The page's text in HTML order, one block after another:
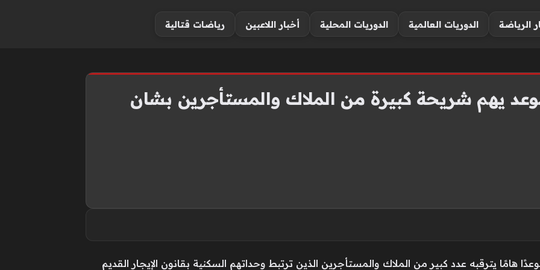
الرياضة الدوريات العالمية الدوريات المحلية أخبار اللاعبين رياضات قتالية
موعد يهم شريحة كبيرة من الملاك والمستأجرين بشان
المقبل يشكل موعدًا هامًا يترقبه عدد كبير من الملاك والمستأجرين الذين ترتبط وحداتهم السكنية بقانون الإيجار القديم